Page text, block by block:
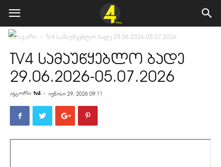
მთავარი TV4 სამაუწყებლო ბადე 29.06.2026-05.07.2026
TV4 სამაუწყებლო ბადე
29.06.2026-05.07.2026
ავტორი tv4 - ივნისი 29, 2026 09:11